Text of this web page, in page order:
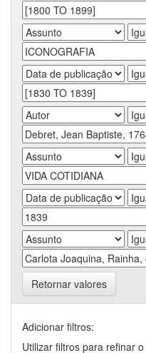
Retornar valores
Adicionar filtros:
Utilizar filtros para refinar